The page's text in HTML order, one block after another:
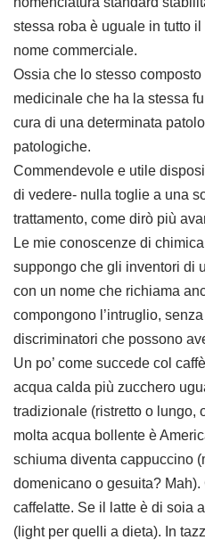
stessa roba è uguale in tutto
nome commerciale.
Ossia che lo stesso
medicinale che ha la stessa
cura di una determinata
patologiche.
Commendevole e utile
di vedere- nulla toglie a una
trattamento, come dirò più
Le mie conoscenze di
suppongo che gli inventori di
con un nome che richiama
compongono l’intruglio,
discriminatori che possono
Un po’ come succede col
acqua calda più zucchero
tradizionale (ristretto o lungo,
molta acqua bollente è
schiuma diventa cappuccino
domenicano o gesuita?
caffelatte. Se il latte è di soia
(light per quelli a dieta). In